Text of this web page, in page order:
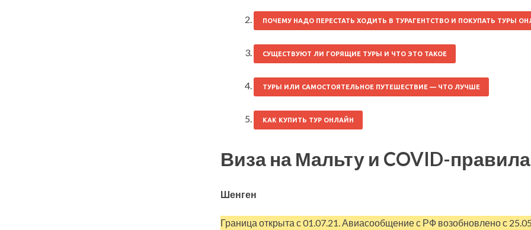
ПОЧЕМУ НАДО ПЕРЕСТАТЬ ХОДИТЬ В ТУРАГЕНТСТВО И ПОКУПАТЬ ТУРЫ
СУЩЕСТВУЮТ ЛИ ГОРЯЩИЕ ТУРЫ И ЧТО ЭТО ТАКОЕ
ТУРЫ ИЛИ САМОСТОЯТЕЛЬНОЕ ПУТЕШЕСТВИЕ — ЧТО ЛУЧШЕ
КАК КУПИТЬ ТУР ОНЛАЙН
Виза на Мальту и COVID-правила
Шенген
Граница открыта с 01.07.21. Авиасообщение с РФ возобновлено с